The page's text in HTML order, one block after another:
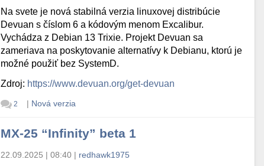
Na svete je nová stabilná verzia linuxovej distribúcie
Devuan s číslom 6 a kódovým menom Excalibur.
Vychádza z Debian 13 Trixie. Projekt Devuan sa
zameriava na poskytovanie alternatívy k Debianu, ktorú je
možné použiť bez SystemD.
Zdroj: https://www.devuan.org/get-devuan
2 | Nová verzia
MX-25 “Infinity” beta 1
22.09.2025 | 08:40 | redhawk1975